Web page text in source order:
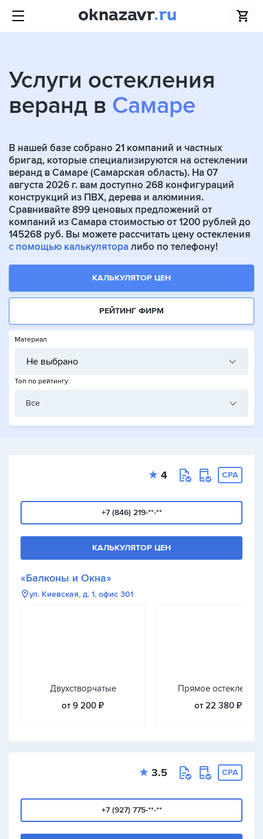
Услуги остекления
веранд в Самаре
В нашей базе собрано 21 компаний и частных
бригад, которые специализируются на остеклении
веранд в Самаре (Самарская область). На 07
августа 2026 г. вам доступно 268 конфигураций
конструкций из ПВХ, дерева и алюминия.
Сравнивайте 899 ценовых предложений от
компаний из Самара стоимостью от 1200 рублей до
145268 руб. Вы можете рассчитать цену остекления
с помощью калькулятора либо по телефону!
КАЛЬКУЛЯТОР ЦЕН
РЕЙТИНГ ФИРМ
Материал
Не выбрано
Топ по рейтингу:
Все
4 CPA
+7 (846) 219-**-**
КАЛЬКУЛЯТОР ЦЕН
«Балконы и Окна»
ул. Киевская, д. 1, офис 301
Двухстворчатые
от 9 200 ₽
Прямое остекление
от 22 380 ₽
3.5 CPA
+7 (927) 775-**-**